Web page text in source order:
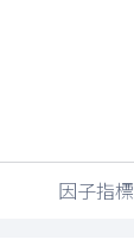
因子指標